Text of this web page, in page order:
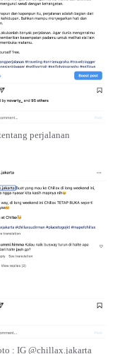
perjalanan
: IG @chillax.jakarta